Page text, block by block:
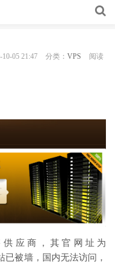
05 21:47 分类： VPS
阅读
应商，其官网址为
已被墙，国内无法访问，